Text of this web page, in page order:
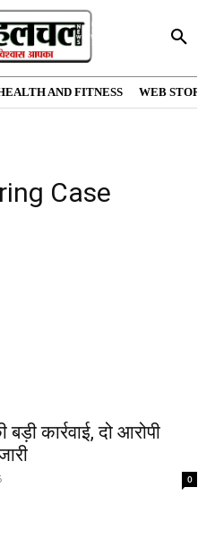
AND FITNESS WEB
Case
कार्रवाई, दो आरोपी
0